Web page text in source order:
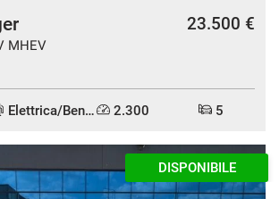
MHEV
23.500 €
Elettrica/Benzina 2.300 5
AZIENDALE
preferenze
il miglioramento dell'esperienza utente
marketing